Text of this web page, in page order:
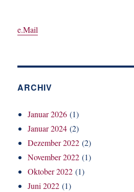
e.Mail
ARCHIV
Januar 2026 (1)
Januar 2024 (2)
Dezember 2022 (2)
November 2022 (1)
Oktober 2022 (1)
Juni 2022 (1)